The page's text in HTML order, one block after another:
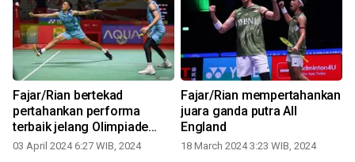
Fajar/Rian bertekad
pertahankan performa
terbaik jelang Olimpiade
2024 Paris
03 April 2024 6:27 WIB, 2024
Fajar/Rian mempertahankan
juara ganda putra All
England
18 March 2024 3:23 WIB, 2024